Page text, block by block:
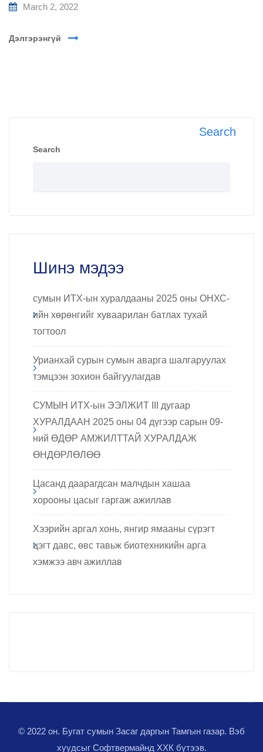
March 2, 2022
Дэлгэрэнгүй
Search
Search
Шинэ мэдээ
сумын ИТХ-ын хуралдааны 2025 оны ОНХС-
ийн хөрөнгийг хуваарилан батлах тухай
тогтоол
Урианхай сурын сумын аварга шалгаруулах
тэмцээн зохион байгуулагдав
СУМЫН ИТХ-ын ЭЭЛЖИТ III дугаар
ХУРАЛДААН 2025 оны 04 дүгээр сарын 09-
ний ӨДӨР АМЖИЛТТАЙ ХУРАЛДАЖ
ӨНДӨРЛӨЛӨӨ
Цасанд даарагдсан малчдын хашаа
хорооны цасыг гаргаж ажиллав
Хээрийн аргал хонь, янгир ямааны сүрэгт
цэгт давс, өвс тавьж биотехникийн арга
хэмжээ авч ажиллав
© 2022 он. Бугат сумын Засаг даргын Тамгын газар. Вэб
хуудсыг Софтвермайнд ХХК бүтээв.